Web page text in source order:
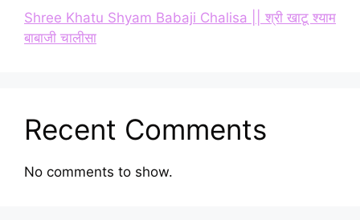
Shree Khatu Shyam Babaji Chalisa || श्री खाटू श्याम
बाबाजी चालीसा
Recent Comments
No comments to show.